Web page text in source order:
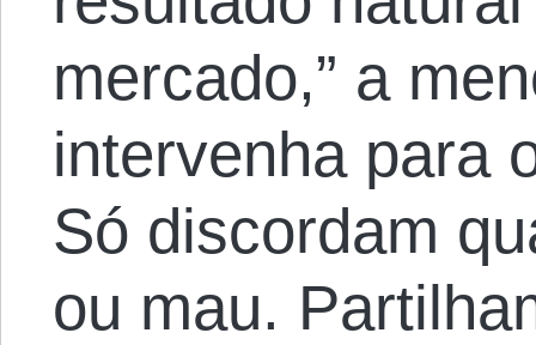
mercado,” a
intervenha para
Só discordam
ou mau.